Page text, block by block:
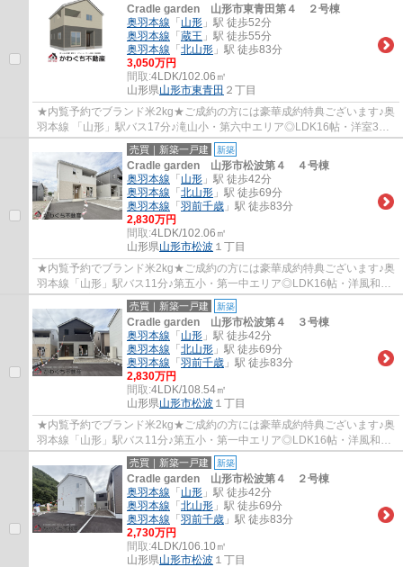
Cradle garden 山形市東青田第４ ２号棟
奥羽本線 「 山形 」駅 徒歩52分
奥羽本線 「 蔵王 」駅 徒歩55分
奥羽本線 「 北山形 」駅 徒歩83分
3,050万円
間取:4LDK/102.06㎡
山形県山形市東青田 ２丁目
★内覧予約でブランド米2kg★ご成約の方には豪華成約特典ございます♪奥
羽本線 「山形」駅バス17分♪滝山小・第六中エリア◎LDK16帖・洋室3部
屋☆
売買｜新築一戸建 新築
Cradle garden 山形市松波第４ ４号棟
奥羽本線 「 山形 」駅 徒歩42分
奥羽本線 「 北山形 」駅 徒歩69分
奥羽本線 「 羽前千歳 」駅 徒歩83分
2,830万円
間取:4LDK/102.06㎡
山形県山形市松波 １丁目
★内覧予約でブランド米2kg★ご成約の方には豪華成約特典ございます♪奥
羽本線「山形」駅バス11分♪第五小・第一中エリア◎LDK16帖・洋風和室
5.2帖・洋室3部屋☆
売買｜新築一戸建 新築
Cradle garden 山形市松波第４ ３号棟
奥羽本線 「 山形 」駅 徒歩42分
奥羽本線 「 北山形 」駅 徒歩69分
奥羽本線 「 羽前千歳 」駅 徒歩83分
2,830万円
間取:4LDK/108.54㎡
山形県山形市松波 １丁目
★内覧予約でブランド米2kg★ご成約の方には豪華成約特典ございます♪奥
羽本線「山形」駅バス11分♪第五小・第一中エリア◎LDK16帖・洋風和室
4.5帖・洋室3部屋☆
売買｜新築一戸建 新築
Cradle garden 山形市松波第４ ２号棟
奥羽本線 「 山形 」駅 徒歩42分
奥羽本線 「 北山形 」駅 徒歩69分
奥羽本線 「 羽前千歳 」駅 徒歩83分
2,730万円
間取:4LDK/106.10㎡
山形県山形市松波 １丁目